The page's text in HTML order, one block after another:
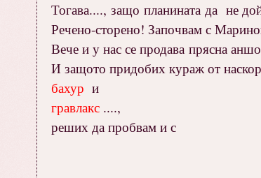
Тогава...., защо планината да не
Речено-сторено! Започвам с
Вече и у нас се продава прясна
И защото придобих кураж от
бахур и
гравлакс ....,
реших да пробвам и с